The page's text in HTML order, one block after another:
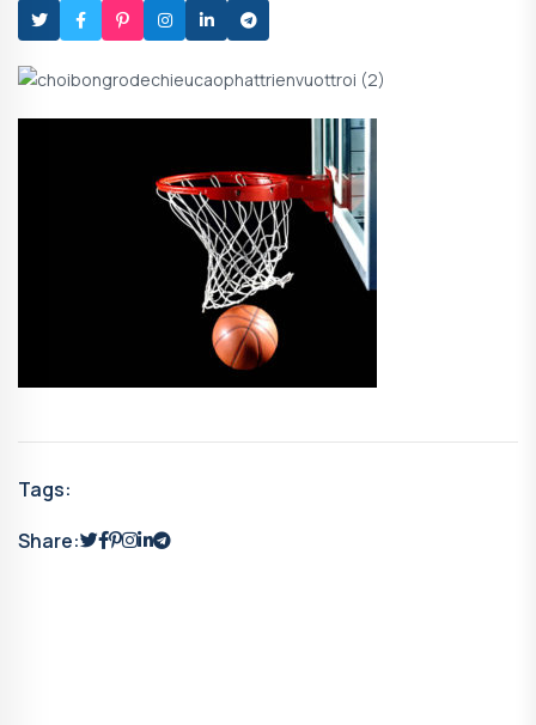
Tags:
Share: